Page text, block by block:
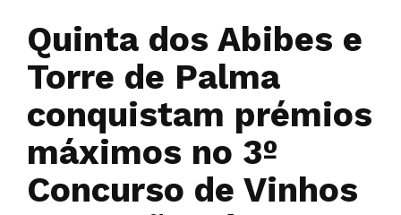
Quinta dos Abibes e
Torre de Palma
conquistam prémios
máximos no 3º
Concurso de Vinhos